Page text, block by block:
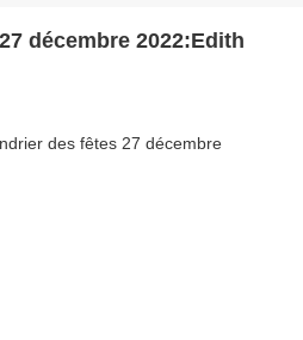
décembre 2022:Edith